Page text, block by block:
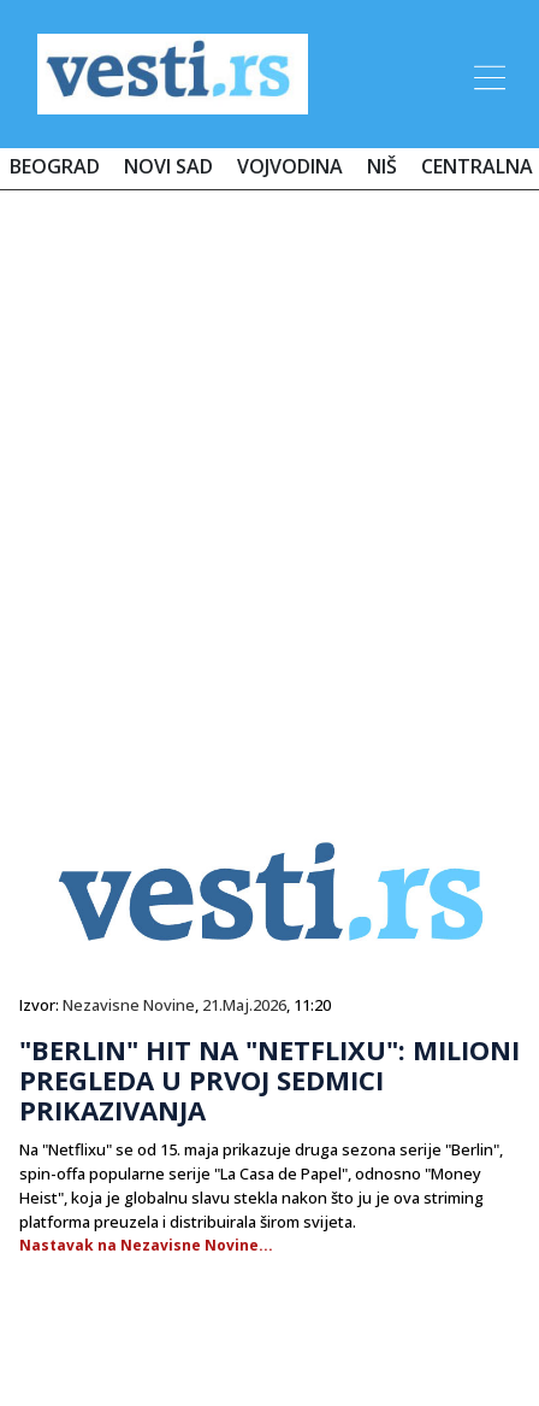
BEOGRAD NOVI SAD VOJVODINA NIŠ CENTRALNA
Izvor: Nezavisne Novine, 21.Maj.2026, 11:20
"BERLIN" HIT NA "NETFLIXU": MILIONI
PREGLEDA U PRVOJ SEDMICI
PRIKAZIVANJA
Na "Netflixu" se od 15. maja prikazuje druga sezona serije "Berlin",
spin-offa popularne serije "La Casa de Papel", odnosno "Money
Heist", koja je globalnu slavu stekla nakon što ju je ova striming
platforma preuzela i distribuirala širom svijeta.
Nastavak na Nezavisne Novine...